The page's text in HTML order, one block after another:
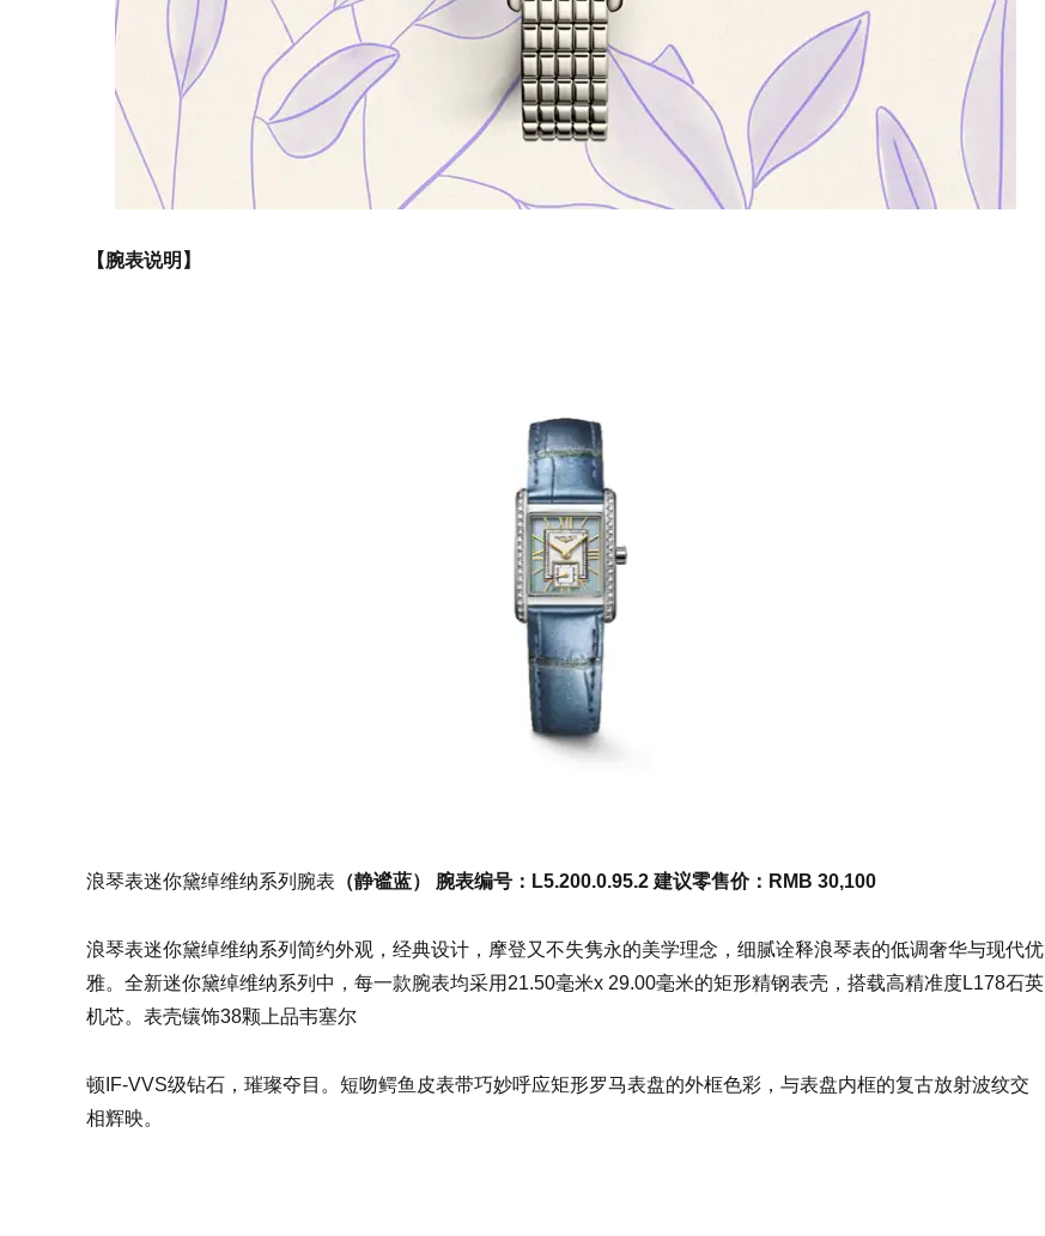
【腕表说明】
浪琴表迷你黛绰维纳系列腕表 （静谧蓝） 腕表编号：L5.200.0.95.2 建议零售价：RMB 30,100
浪琴表迷你黛绰维纳系列简约外观，经典设计，摩登又不失隽永的美学理念，细腻诠释浪琴表的低调奢华与现代优
雅。全新迷你黛绰维纳系列中，每一款腕表均采用21.50毫米x 29.00毫米的矩形精钢表壳，搭载高精准度L178石英
机芯。表壳镶饰38颗上品韦塞尔
顿IF-VVS级钻石，璀璨夺目。短吻鳄鱼皮表带巧妙呼应矩形罗马表盘的外框色彩，与表盘内框的复古放射波纹交
相辉映。